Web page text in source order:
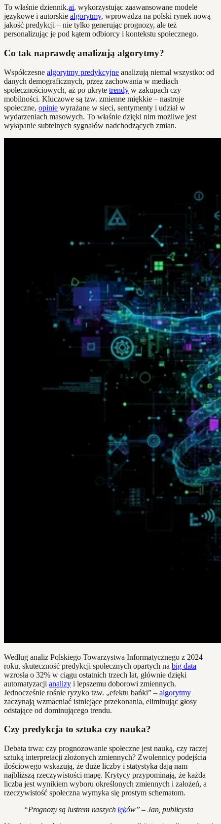
To właśnie dziennik.ai, wykorzystując zaawansowane modele
językowe i autorskie algorytmy, wprowadza na polski rynek nową
jakość predykcji – nie tylko generując prognozy, ale też
personalizując je pod kątem odbiorcy i kontekstu społecznego.
Co tak naprawdę analizują algorytmy?
Współczesne algorytmy predykcyjne analizują niemal wszystko: od
danych demograficznych, przez zachowania w mediach
społecznościowych, aż po ukryte trendy w zakupach czy
mobilności. Kluczowe są tzw. zmienne miękkie – nastroje
społeczne, opinie wyrażane w sieci, sentymenty i udział w
wydarzeniach masowych. To właśnie dzięki nim możliwe jest
wyłapanie subtelnych sygnałów nadchodzących zmian.
Według analiz Polskiego Towarzystwa Informatycznego z 2024
roku, skuteczność predykcji społecznych opartych na big data
wzrosła o 32% w ciągu ostatnich trzech lat, głównie dzięki
automatyzacji analizy i lepszemu doborowi zmiennych.
Jednocześnie rośnie ryzyko tzw. „efektu bańki” – algorytmy
zaczynają wzmacniać istniejące przekonania, eliminując głosy
odstające od dominującego trendu.
Czy predykcja to sztuka czy nauka?
Debata trwa: czy prognozowanie społeczne jest nauką, czy raczej
sztuką interpretacji złożonych zmiennych? Zwolennicy podejścia
ilościowego wskazują, że duże liczby i statystyka dają nam
najbliższą rzeczywistości mapę. Krytycy przypominają, że każda
liczba jest wynikiem wyboru określonych zmiennych i założeń, a
rzeczywistość społeczna wymyka się prostym schematom.
“Prognozy są lustrem naszych lęków” – Jan, publicysta